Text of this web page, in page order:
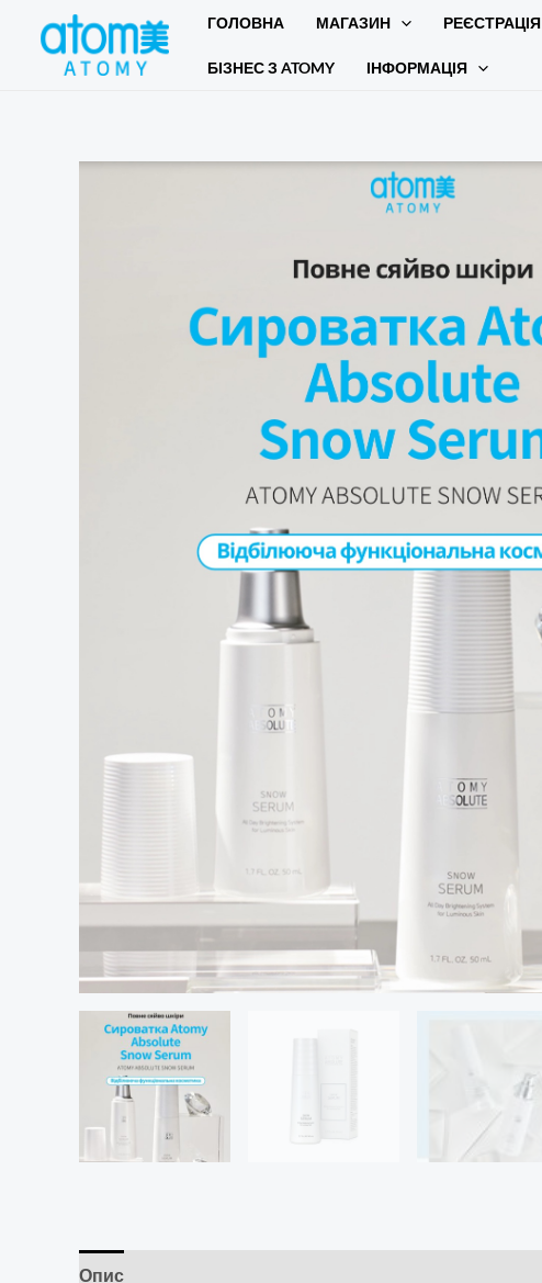
ГОЛОВНА МАГАЗИН РЕЄСТРАЦІЯ
БІЗНЕС З ATOMY ІНФОРМАЦІЯ
Опис